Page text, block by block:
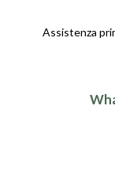
Assistenza